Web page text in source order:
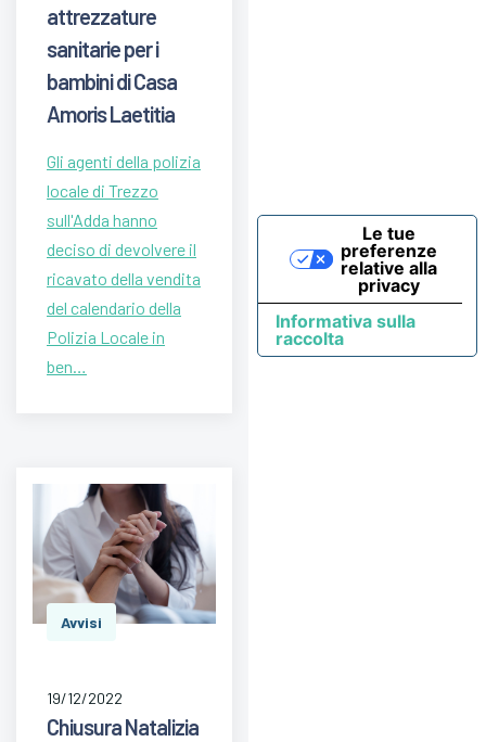
attrezzature
sanitarie per i
bambini di Casa
Amoris Laetitia
Gli agenti della polizia
locale di Trezzo
sull'Adda hanno
deciso di devolvere il
ricavato della vendita
del calendario della
Polizia Locale in
ben…
Avvisi
19/12/2022
Chiusura Natalizia
Informativa sulla
raccolta
Le tue
preferenze
relative alla
privacy